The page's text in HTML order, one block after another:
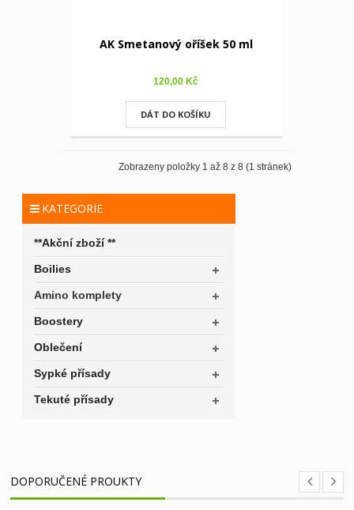
AK Smetanový oříšek 50 ml
120,00 Kč
DÁT DO KOŠÍKU
Zobrazeny položky 1 až 8 z 8 (1 stránek)
KATEGORIE
**Akční zboží **
Boilies
Amino komplety
Boostery
Oblečení
Sypké přísady
Tekuté přísady
DOPORUČENÉ PROUKTY